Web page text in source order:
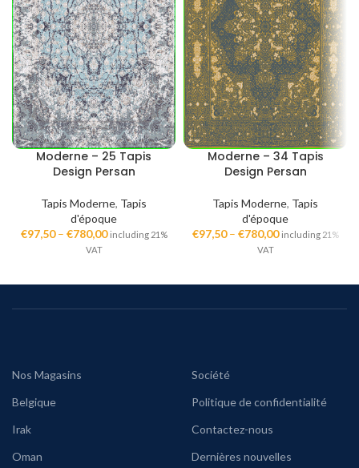
Moderne – 25 Tapis
Design Persan
Tapis Moderne, Tapis
d'époque
€97,50– €780,00 including 21%
VAT
Moderne – 34 Tapis
Design Persan
Tapis Moderne, Tapis
d'époque
€97,50– €780,00 including 21%
VAT
Nos Magasins
Belgique
Irak
Oman
Société
Politique de confidentialité
Contactez-nous
Dernières nouvelles